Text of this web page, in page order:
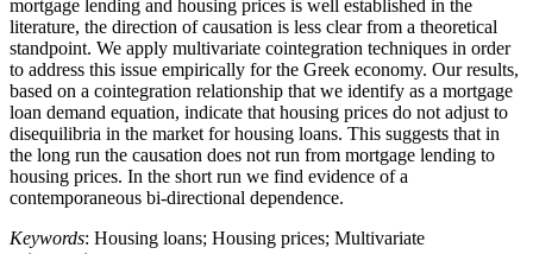
mortgage lending and housing prices is well established in the
literature, the direction of causation is less clear from a theoretical
standpoint. We apply multivariate cointegration techniques in order
to address this issue empirically for the Greek economy. Our results,
based on a cointegration relationship that we identify as a mortgage
loan demand equation, indicate that housing prices do not adjust to
disequilibria in the market for housing loans. This suggests that in
the long run the causation does not run from mortgage lending to
housing prices. In the short run we find evidence of a
contemporaneous bi-directional dependence.
Keywords: Housing loans; Housing prices; Multivariate